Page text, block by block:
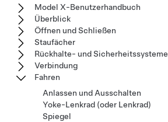
Model X-Benutzerhandbuch
Überblick
Öffnen und Schließen
Staufächer
Rückhalte- und Sicherheitssysteme
Verbindung
Fahren
Anlassen und Ausschalten
Yoke-Lenkrad (oder Lenkrad)
Spiegel